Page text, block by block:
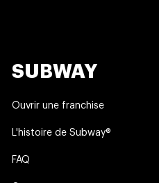
SUBWAY
Ouvrir une franchise
L'histoire de Subway®
FAQ